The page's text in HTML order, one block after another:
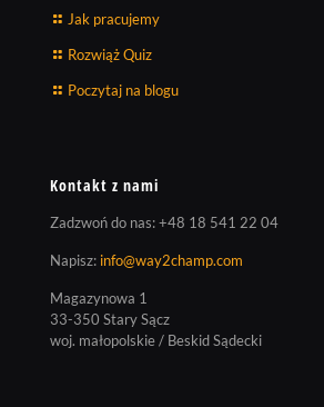
Jak pracujemy
Rozwiąż Quiz
Poczytaj na blogu
Kontakt z nami
Zadzwoń do nas:+48 18 541 22 04
Napisz: info@way2champ.com
Magazynowa 1
33-350 Stary Sącz
woj. małopolskie / Beskid Sądecki